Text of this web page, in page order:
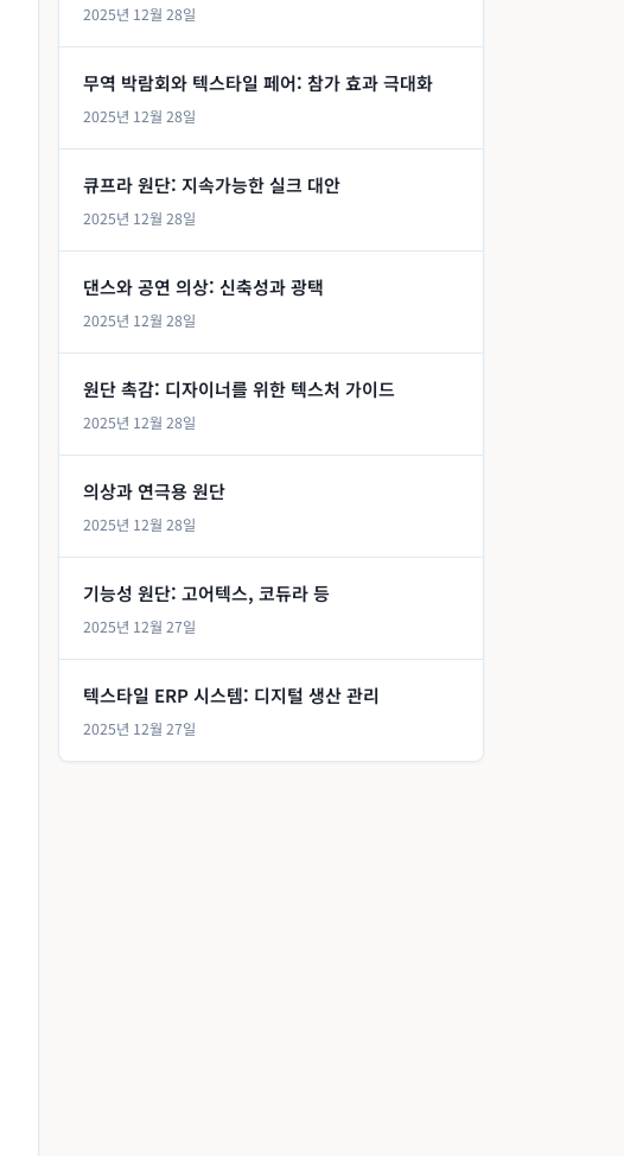
2025년 12월 28일
무역 박람회와 텍스타일 페어: 참가 효과 극대화
2025년 12월 28일
큐프라 원단: 지속가능한 실크 대안
2025년 12월 28일
댄스와 공연 의상: 신축성과 광택
2025년 12월 28일
원단 촉감: 디자이너를 위한 텍스처 가이드
2025년 12월 28일
의상과 연극용 원단
2025년 12월 28일
기능성 원단: 고어텍스, 코듀라 등
2025년 12월 27일
텍스타일 ERP 시스템: 디지털 생산 관리
2025년 12월 27일